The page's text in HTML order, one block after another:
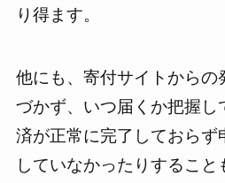
り得ます。
他にも、寄付サイトからの
づかず、いつ届くか把握し
済が正常に完了しておらず
していなかったりすること